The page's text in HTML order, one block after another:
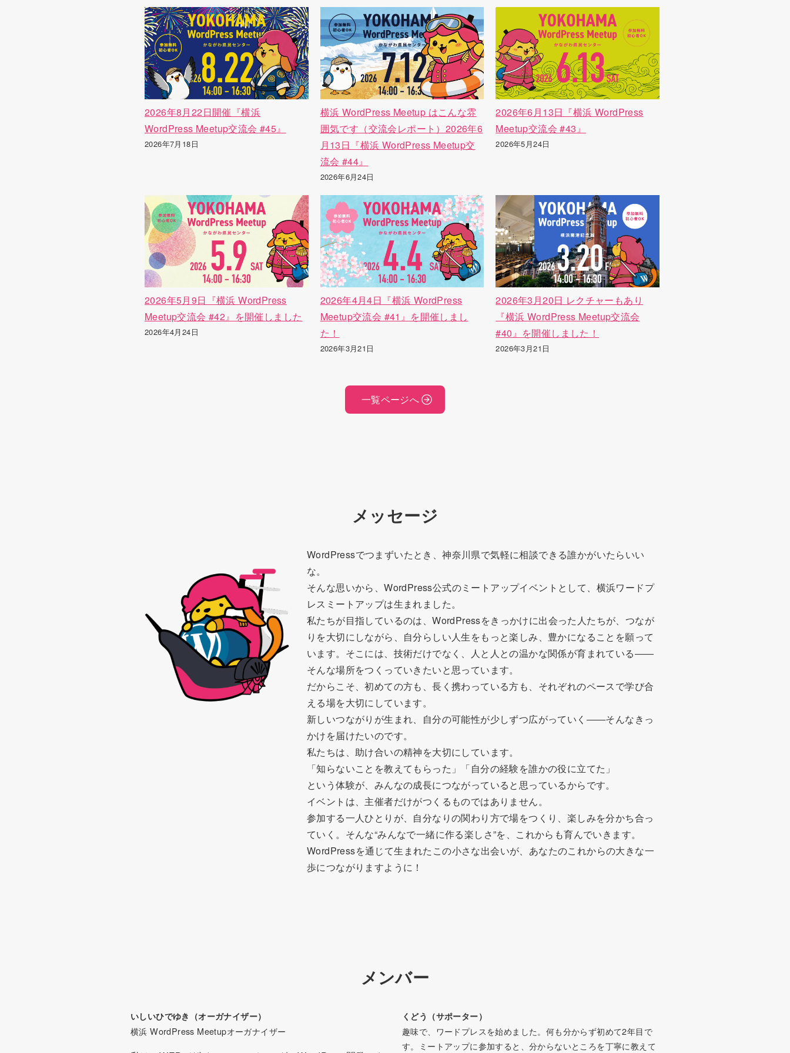
2026年8月22日開催『横浜
WordPress Meetup交流会 #45』
2026年7月18日
横浜 WordPress Meetup はこんな雰
囲気です（交流会レポート）2026年6
月13日『横浜 WordPress Meetup交
流会 #44』
2026年6月24日
2026年6月13日『横浜 WordPress
Meetup交流会 #43』
2026年5月24日
2026年5月9日『横浜 WordPress
Meetup交流会 #42』を開催しました
2026年4月24日
2026年4月4日『横浜 WordPress
Meetup交流会 #41』を開催しまし
た！
2026年3月21日
2026年3月20日 レクチャーもあり
『横浜 WordPress Meetup交流会
#40』を開催しました！
2026年3月21日
一覧ページへ
メッセージ
WordPressでつまずいたとき、神奈川県で気軽に相談できる誰かがいたらいい
な。
そんな思いから、WordPress公式のミートアップイベントとして、横浜ワードプ
レスミートアップは生まれました。
私たちが目指しているのは、WordPressをきっかけに出会った人たちが、つなが
りを大切にしながら、自分らしい人生をもっと楽しみ、豊かになることを願って
います。そこには、技術だけでなく、人と人との温かな関係が育まれている――
そんな場所をつくっていきたいと思っています。
だからこそ、初めての方も、長く携わっている方も、それぞれのペースで学び合
える場を大切にしています。
新しいつながりが生まれ、自分の可能性が少しずつ広がっていく――そんなきっ
かけを届けたいのです。
私たちは、助け合いの精神を大切にしています。
「知らないことを教えてもらった」「自分の経験を誰かの役に立てた」
という体験が、みんなの成長につながっていると思っているからです。
イベントは、主催者だけがつくるものではありません。
参加する一人ひとりが、自分なりの関わり方で場をつくり、楽しみを分かち合っ
ていく。そんな“みんなで一緒に作る楽しさ”を、これからも育んでいきます。
WordPressを通じて生まれたこの小さな出会いが、あなたのこれからの大きな一
歩につながりますように！
メンバー
いしいひでゆき（オーガナイザー）
横浜 WordPress Meetupオーガナイザー
くどう（サポーター）
趣味で、ワードプレスを始めました。何も分からず初めて2年目で
す。ミートアップに参加すると、分からないところを丁寧に教えて